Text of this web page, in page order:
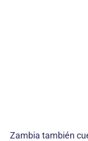
Zambia también